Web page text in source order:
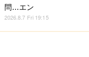
問…エン
2026.8.7 Fri 19:15